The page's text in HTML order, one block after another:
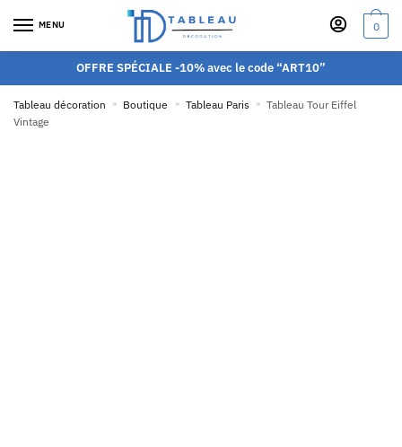
MENU 0
OFFRE SPÉCIALE -10% avec le code “ART10”
Tableau décoration » Boutique » Tableau Paris » Tableau Tour Eiffel
Vintage